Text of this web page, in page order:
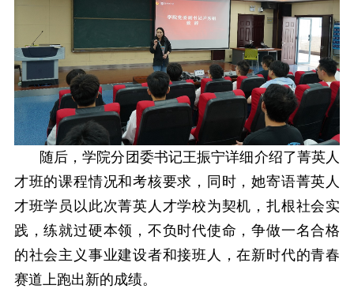
随后，学院分团委书记王振宁详细介绍了菁英人
才班的课程情况和考核要求 ，同时，她寄语菁英人
才班学员以此次菁英人才学校为契机，扎根社会实
践，练就过硬本领，不负时代使命，争做一名合格
的社会主义事业建设者和接班人，在新时代的青春
赛道上跑出新的成绩。